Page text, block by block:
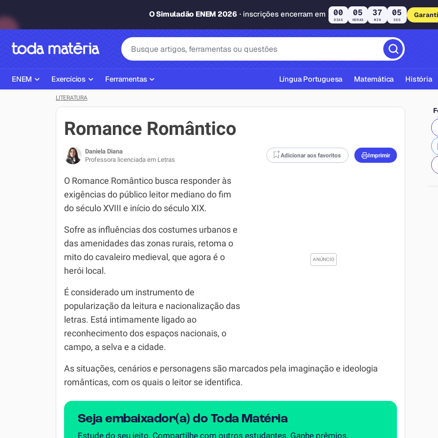
O Simuladão ENEM 2026 · inscrições encerram em 00
DIAS
05
HORAS
37
MIN
04
SEG
ENEM
Página Inicial ENEM
Plano de Estudos
Corretor de Redação
Exercícios ENEM
Simulados ENEM
Simulador SiSU
Exercícios
ENEM
Matemática
História
Biologia
Inglês
Física
Química
Todos os Exercícios
Ferramentas
Corretor de Redação
Gerador Referências Bibliográficas ABNT
Língua Portuguesa Matemática História
LITERATURA
Romance Romântico
Daniela Diana
Professora licenciada em Letras
Adicionar aos favoritos Imprimir
O Romance Romântico busca responder às
exigências do público leitor mediano do fim
do século XVIII e início do século XIX.
Sofre as influências dos costumes urbanos e
das amenidades das zonas rurais, retoma o
mito do cavaleiro medieval, que agora é o
herói local.
É considerado um instrumento de
popularização da leitura e nacionalização das
letras. Está intimamente ligado ao
reconhecimento dos espaços nacionais, o
campo, a selva e a cidade.
As situações, cenários e personagens são marcados pela imaginação e ideologia
românticas, com os quais o leitor se identifica.
Seja embaixador(a) do Toda Matéria
Estude do seu jeito. Compartilhe com outros estudantes. Ganhe prêmios.